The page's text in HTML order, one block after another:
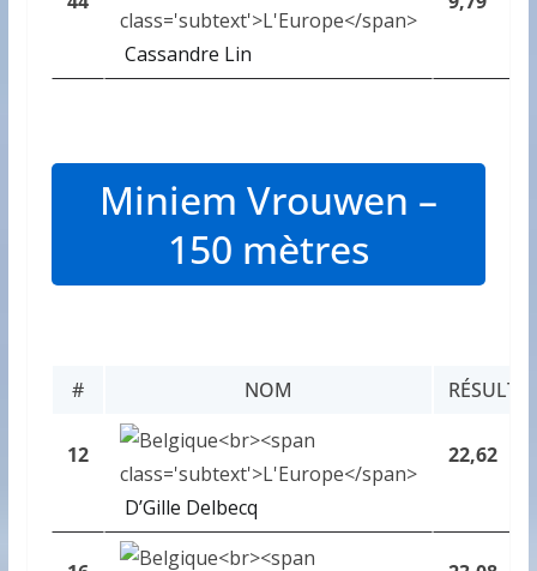
Cassandre Lin
Miniem Vrouwen –
150 mètres
# NOM
12
D’Gille Delbecq
22,62